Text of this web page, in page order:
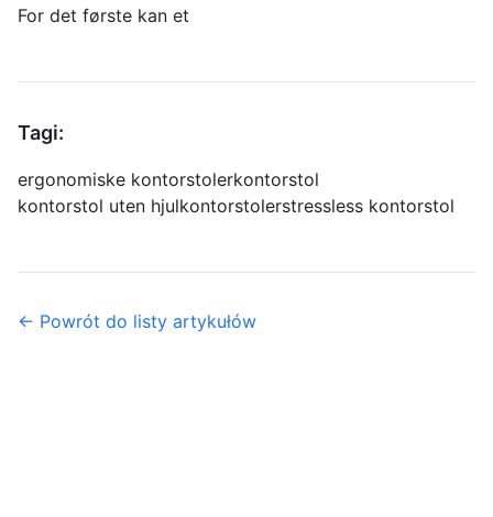
For det første kan et
Tagi:
ergonomiske kontorstolerkontorstol
kontorstol uten hjulkontorstolerstressless kontorstol
← Powrót do listy artykułów